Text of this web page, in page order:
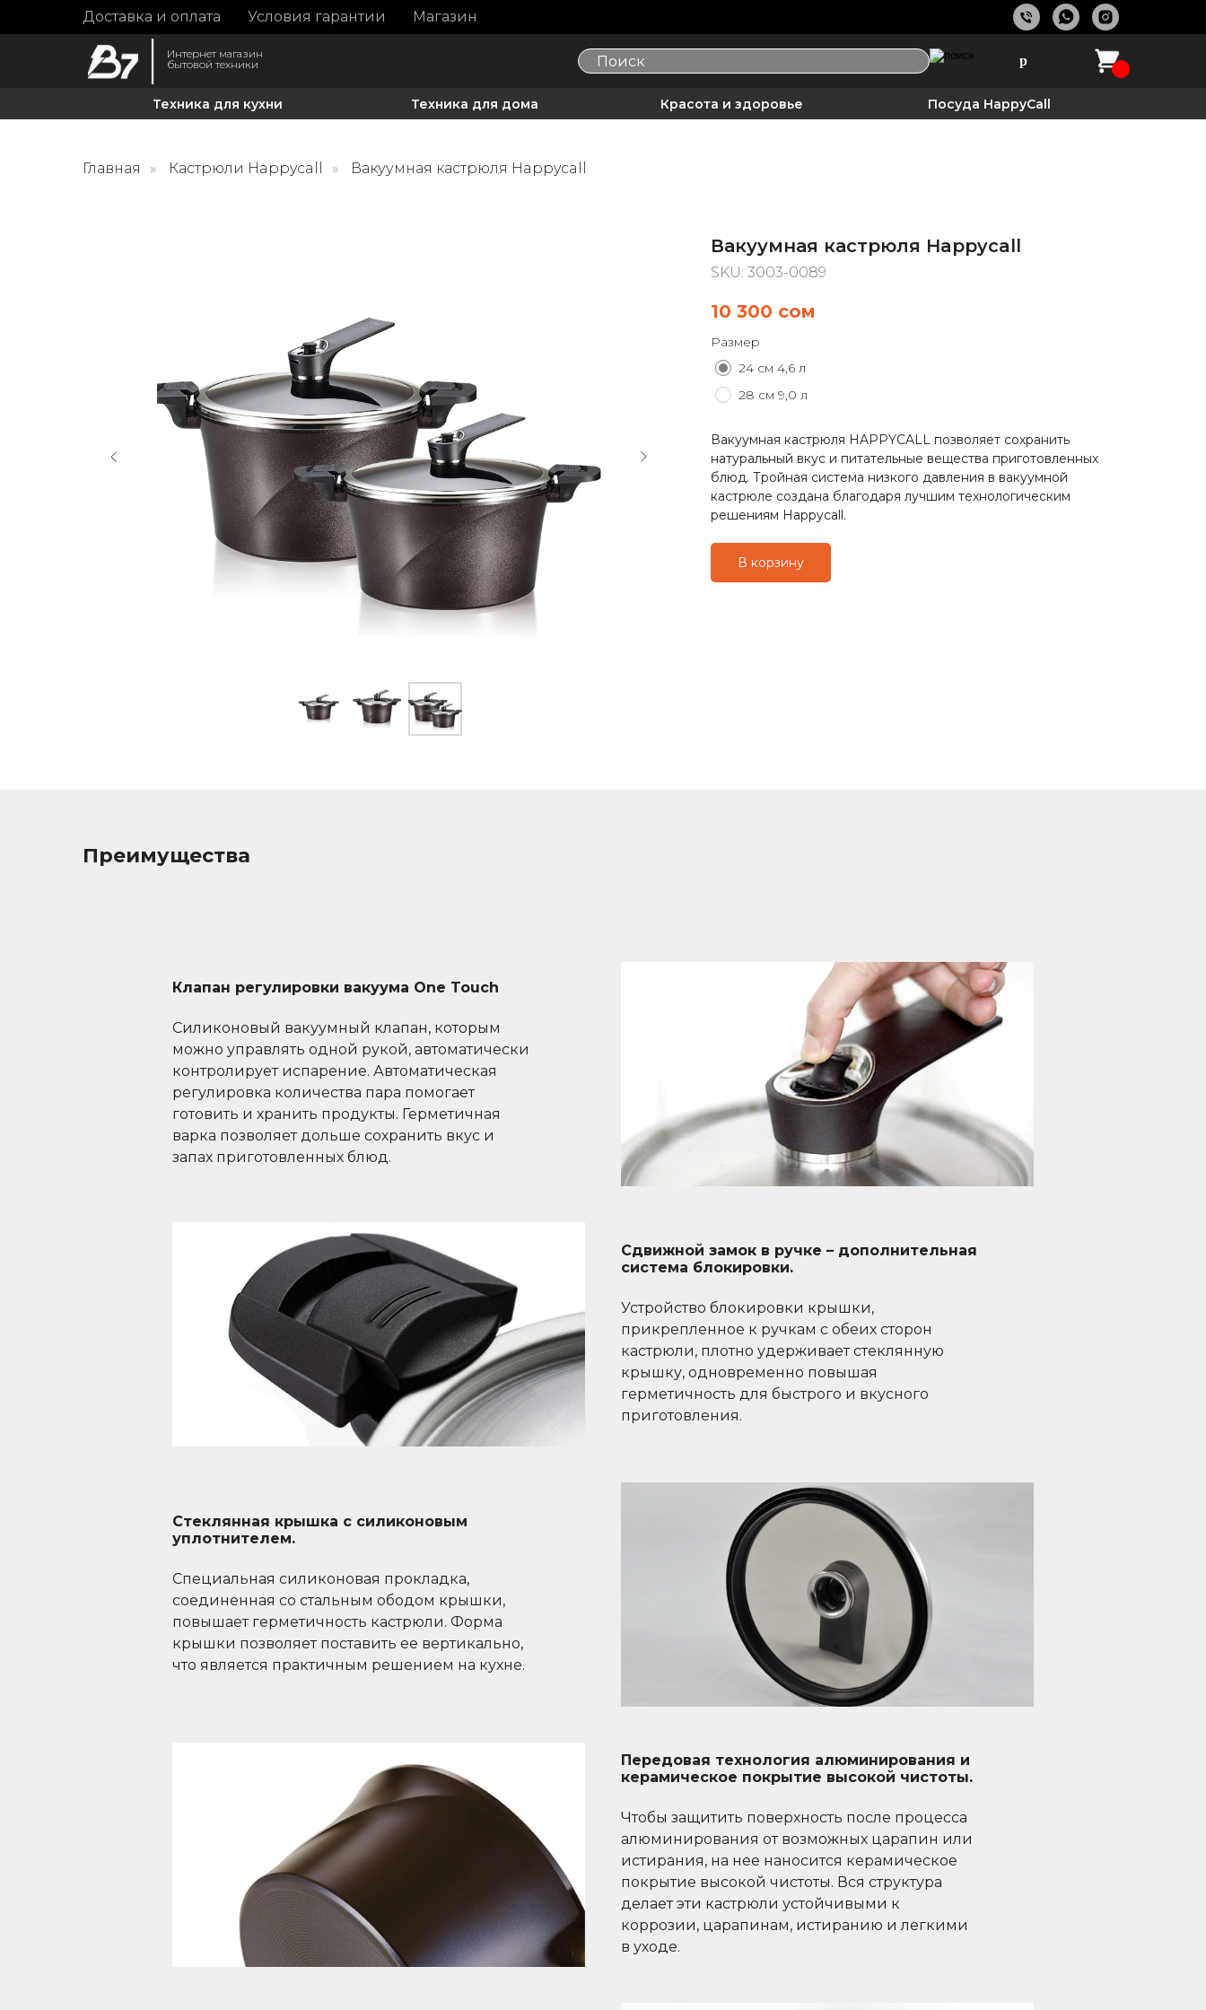
Доставка и оплата Условия гарантии Магазин
Интернет магазин
бытовой техники
р
Техника для кухни Посуда HappyCall
Техника для дома Красота и здоровье
Главная » Кастрюли Happycall » Вакуумная кастрюля Happycall
Вакуумная кастрюля Happycall
SKU: 3003-0089
10 300 сом
Размер
24 см 4,6 л
28 см 9,0 л
Вакуумная кастрюля HAPPYCALL позволяет сохранить
натуральный вкус и питательные вещества приготовленных
блюд. Тройная система низкого давления в вакуумной
кастрюле создана благодаря лучшим технологическим
решениям Happycall.
В корзину
Преимущества
Клапан регулировки вакуума One Touch
Силиконовый вакуумный клапан, которым
можно управлять одной рукой, автоматически
контролирует испарение. Автоматическая
регулировка количества пара помогает
готовить и хранить продукты. Герметичная
варка позволяет дольше сохранить вкус и
запах приготовленных блюд.
Сдвижной замок в ручке – дополнительная
система блокировки.
Устройство блокировки крышки,
прикрепленное к ручкам с обеих сторон
кастрюли, плотно удерживает стеклянную
крышку, одновременно повышая
герметичность для быстрого и вкусного
приготовления.
Стеклянная крышка с силиконовым
уплотнителем.
Специальная силиконовая прокладка,
соединенная со стальным ободом крышки,
повышает герметичность кастрюли. Форма
крышки позволяет поставить ее вертикально,
что является практичным решением на кухне.
Передовая технология алюминирования и
керамическое покрытие высокой чистоты.
Чтобы защитить поверхность после процесса
алюминирования от возможных царапин или
истирания, на нее наносится керамическое
покрытие высокой чистоты. Вся структура
делает эти кастрюли устойчивыми к
коррозии, царапинам, истиранию и легкими
в уходе.